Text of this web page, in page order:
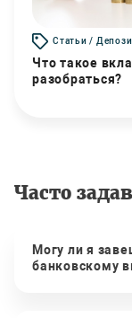
Статьи /
Что такое
разобраться?
Часто
Могу ли я
банковскому